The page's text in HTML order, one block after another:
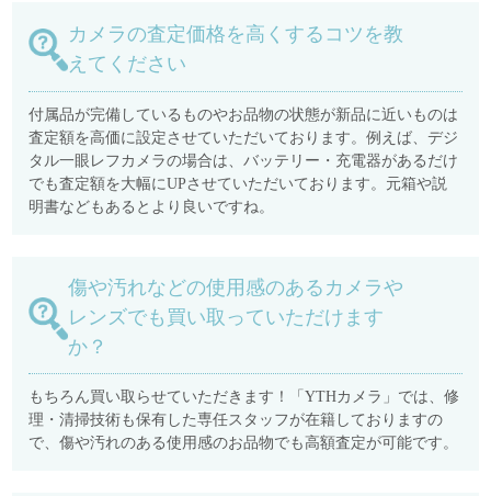
カメラの査定価格を高くするコツを教
えてください
付属品が完備しているものやお品物の状態が新品に近いものは
査定額を高価に設定させていただいております。例えば、デジ
タル一眼レフカメラの場合は、バッテリー・充電器があるだけ
でも査定額を大幅にUPさせていただいております。元箱や説
明書などもあるとより良いですね。
傷や汚れなどの使用感のあるカメラや
レンズでも買い取っていただけます
か？
もちろん買い取らせていただきます！「YTHカメラ」では、修
理・清掃技術も保有した専任スタッフが在籍しておりますの
で、傷や汚れのある使用感のお品物でも高額査定が可能です。